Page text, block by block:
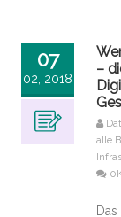
07
02, 2018
–
alle